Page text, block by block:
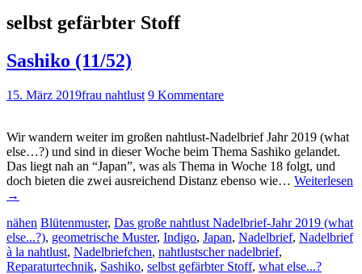
selbst gefärbter Stoff
Sashiko (11/52)
15. März 2019frau nahtlust 9 Kommentare
Wir wandern weiter im großen nahtlust-Nadelbrief Jahr 2019 (what
else…?) und sind in dieser Woche beim Thema Sashiko gelandet.
Das liegt nah an “Japan”, was als Thema in Woche 18 folgt, und
doch bieten die zwei ausreichend Distanz ebenso wie… Weiterlesen
→
nähen Blütenmuster, Das große nahtlust Nadelbrief-Jahr 2019 (what
else...?), geometrische Muster, Indigo, Japan, Nadelbrief, Nadelbrief
à la nahtlust, Nadelbriefchen, nahtlustscher nadelbrief,
Reparaturtechnik, Sashiko, selbst gefärbter Stoff, what else...?